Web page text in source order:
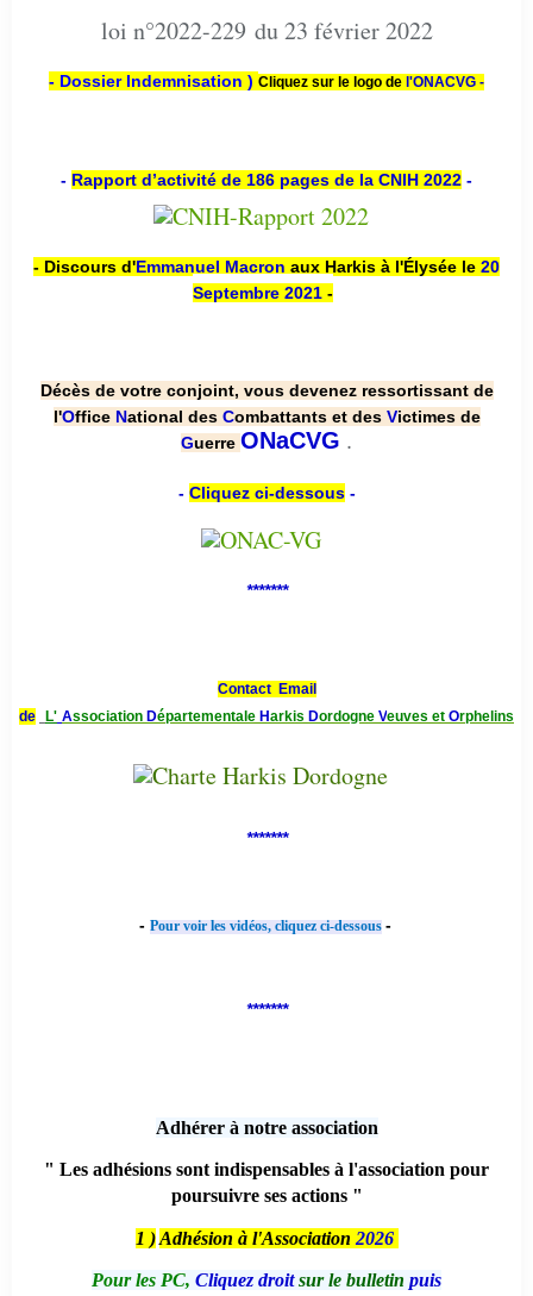
loi n°2022-229 du 23 février 2022
- Dossier Indemnisation ) Cliquez sur le logo de l'ONACVG -
- Rapport d’activité de 186 pages de la CNIH 2022 -
- Discours d'Emmanuel Macron aux Harkis à l'Élysée le 20
Septembre 2021 -
Décès de votre conjoint, vous devenez ressortissant de
l'Office National des Combattants et des Victimes de
Guerre ONaCVG .
- Cliquez ci-dessous-
*******
Contact Email
de
L' Association Départementale Harkis Dordogne Veuves et Orphelins
*******
- Pour voir les vidéos, cliquez ci-dessous -
*******
Adhérer à notre association
" Les adhésions sont indispensables à l'association pour
poursuivre ses actions "
1 ) Adhésion à l'Association 2026
Pour les PC, Cliquez droitsur le bulletin puis